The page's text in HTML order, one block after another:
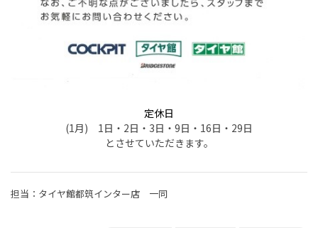
定休日
(1月) 1日・2日・3日・9日・16日・29日
とさせていただきます。
担当：タイヤ館都筑インター店 一同